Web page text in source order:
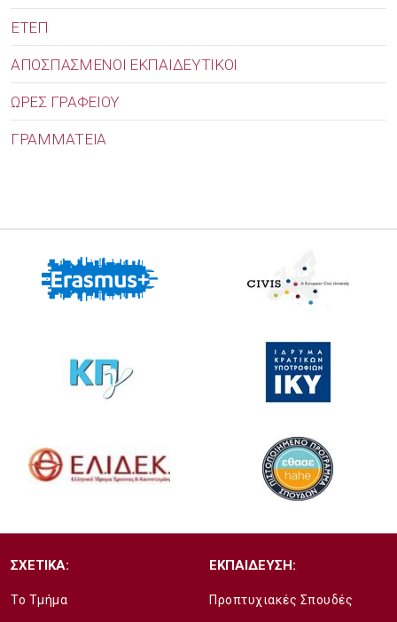
ΕΤΕΠ
ΑΠΟΣΠΑΣΜΕΝΟΙ ΕΚΠΑΙΔΕΥΤΙΚΟΙ
ΩΡΕΣ ΓΡΑΦΕΙΟΥ
ΓΡΑΜΜΑΤΕΙΑ
ΣΧΕΤΙΚΑ:
Το Τμήμα
ΕΚΠΑΙΔΕΥΣΗ:
Προπτυχιακές Σπουδές